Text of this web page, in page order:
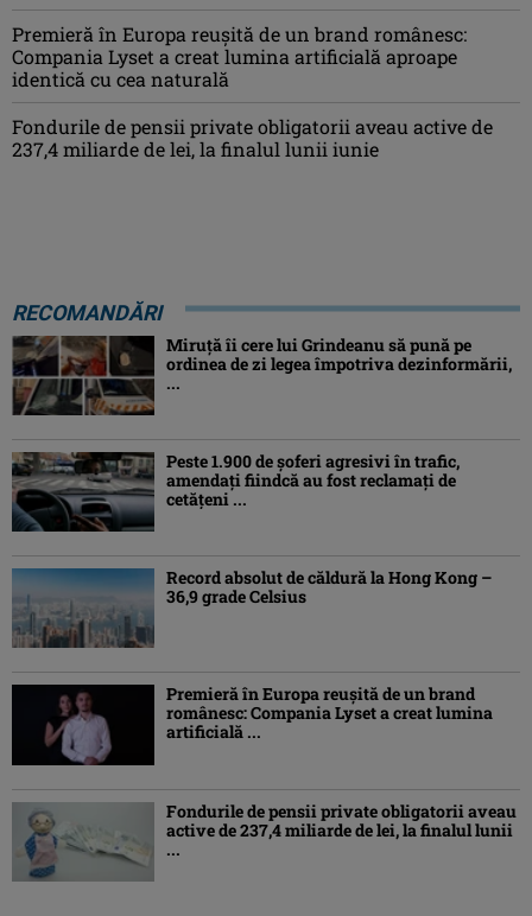
Premieră în Europa reușită de un brand românesc:
Compania Lyset a creat lumina artificială aproape
identică cu cea naturală
Fondurile de pensii private obligatorii aveau active de
237,4 miliarde de lei, la finalul lunii iunie
RECOMANDĂRI
Miruţă îi cere lui Grindeanu să pună pe
ordinea de zi legea împotriva dezinformării,
...
Peste 1.900 de şoferi agresivi în trafic,
amendaţi fiindcă au fost reclamaţi de
cetăţeni ...
Record absolut de căldură la Hong Kong –
36,9 grade Celsius
Premieră în Europa reușită de un brand
românesc: Compania Lyset a creat lumina
artificială ...
Fondurile de pensii private obligatorii aveau
active de 237,4 miliarde de lei, la finalul lunii
...